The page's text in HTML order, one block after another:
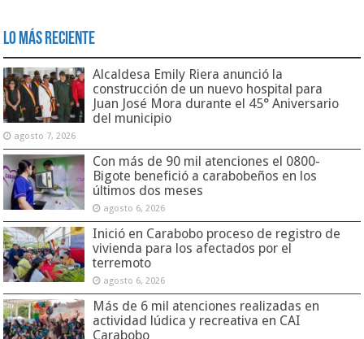
Lo Más Reciente
Alcaldesa Emily Riera anunció la
construcción de un nuevo hospital para
Juan José Mora durante el 45° Aniversario
del municipio
agosto 7, 2026
Con más de 90 mil atenciones el 0800-
Bigote benefició a carabobeños en los
últimos dos meses
agosto 6, 2026
Inició en Carabobo proceso de registro de
vivienda para los afectados por el
terremoto
agosto 6, 2026
Más de 6 mil atenciones realizadas en
actividad lúdica y recreativa en CAI
Carabobo